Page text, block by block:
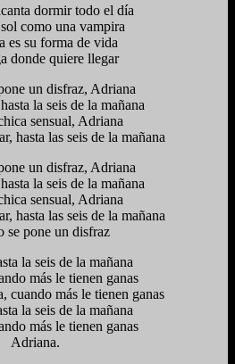
dormir todo el día
como una vampira
es su forma de vida
donde quiere llegar
un disfraz, Adriana
la seis de la mañana
sensual, Adriana
hasta las seis de la mañana
un disfraz, Adriana
la seis de la mañana
sensual, Adriana
hasta las seis de la mañana
se pone un disfraz
la seis de la mañana
más le tienen ganas
cuando más le tienen ganas
la seis de la mañana
más le tienen ganas
Adriana.